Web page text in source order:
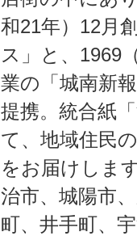
和21年）12月
ス」と、1969
業の「城南新
提携。統合紙
て、地域住民
をお届けしま
治市、城陽市
町、井手町、